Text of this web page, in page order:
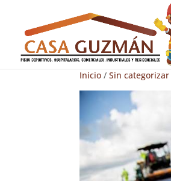
Inicio / Sin categorizar